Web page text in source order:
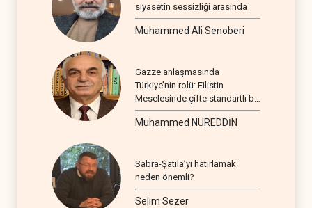
siyasetin sessizliği arasında
Muhammed Ali Senoberi
Gazze anlaşmasında
Türkiye’nin rolü: Filistin
Meselesinde çifte standartlı bir
seyir
Muhammed NUREDDİN
Sabra-Şatila’yı hatırlamak
neden önemli?
Selim Sezer